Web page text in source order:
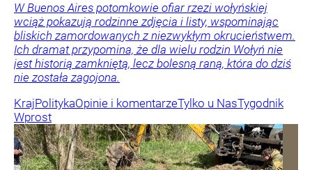
W Buenos Aires potomkowie ofiar rzezi wołyńskiej
wciąż pokazują rodzinne zdjęcia i listy, wspominając
bliskich zamordowanych z niezwykłym okrucieństwem.
Ich dramat przypomina, że dla wielu rodzin Wołyń nie
jest historią zamkniętą, lecz bolesną raną, która do dziś
nie została zagojona.
KrajPolitykaOpinie i komentarzeTylko u NasTygodnik
Wprost